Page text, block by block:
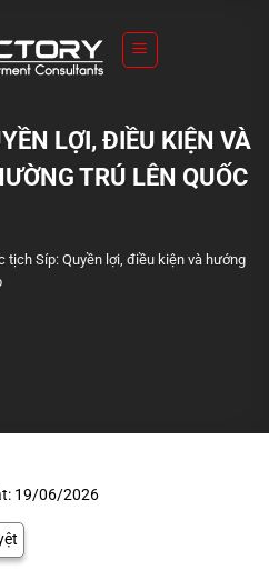
LỢI, ĐIỀU KIỆN VÀ
TRÚ LÊN QUỐC
tịch Síp: Quyền lợi, điều kiện và hướng
19/06/2026